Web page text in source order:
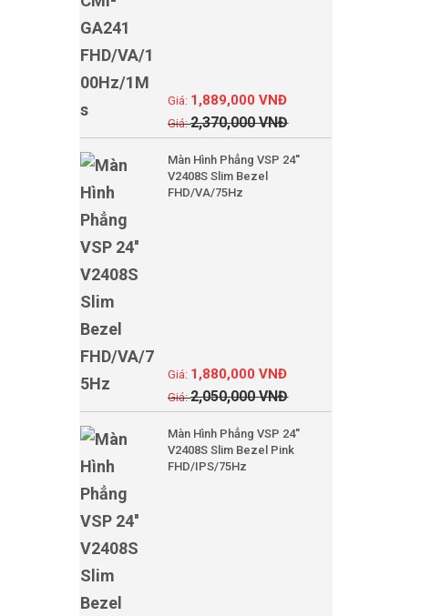
2,370,000VNĐ
1,889,000VNĐ
Màn Hình Phẳng VSP 24''
V2408S Slim Bezel
FHD/VA/75Hz
2,050,000VNĐ
1,880,000VNĐ
Màn Hình Phẳng VSP 24''
V2408S Slim Bezel Pink
FHD/IPS/75Hz